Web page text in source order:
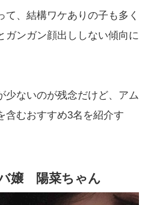
て、結構ワケありの子も多く
ガンガン顔出ししない傾向に
少ないのが残念だけど、アム
含むおすすめ3名を紹介す
嬢 陽菜ちゃん